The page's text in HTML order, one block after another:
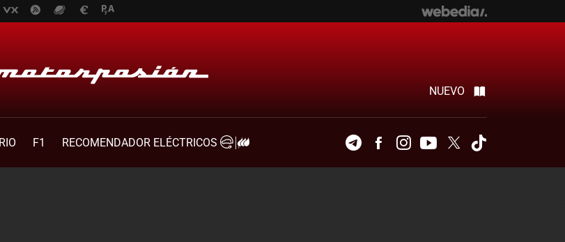
NUEVO
F1
RECOMENDADOR ELÉCTRICOS
TelegramFacebookInstagramYoutubeTwitter